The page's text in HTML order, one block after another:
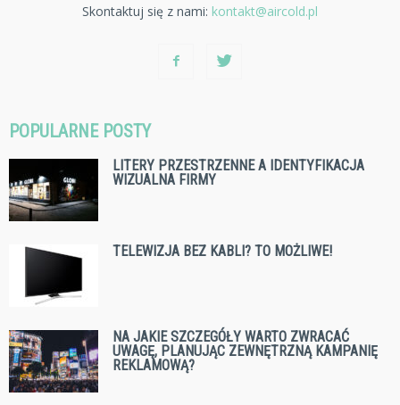
Skontaktuj się z nami: kontakt@aircold.pl
POPULARNE POSTY
LITERY PRZESTRZENNE A IDENTYFIKACJA
WIZUALNA FIRMY
TELEWIZJA BEZ KABLI? TO MOŻLIWE!
NA JAKIE SZCZEGÓŁY WARTO ZWRACAĆ
UWAGĘ, PLANUJĄC ZEWNĘTRZNĄ KAMPANIĘ
REKLAMOWĄ?